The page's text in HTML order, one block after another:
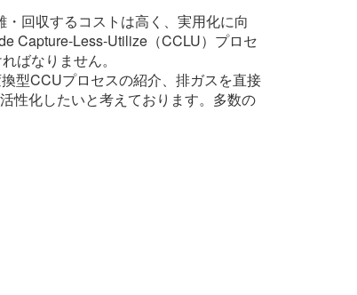
・回収するコストは高く、実用化に向
Capture-Less-Utilize（CCLU）プロセ
ばなりません。
型CCUプロセスの紹介、排ガスを直接
性化したいと考えております。多数の